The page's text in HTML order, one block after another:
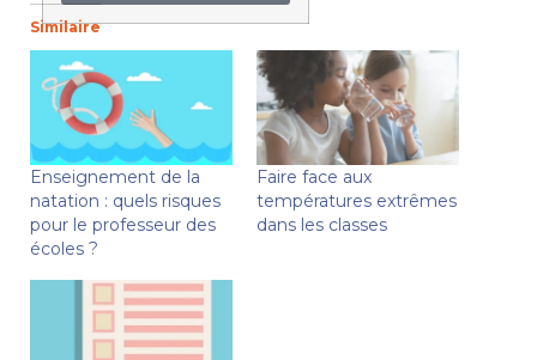
Similaire
Enseignement de la
natation : quels risques
pour le professeur des
écoles ?
Faire face aux
températures extrêmes
dans les classes